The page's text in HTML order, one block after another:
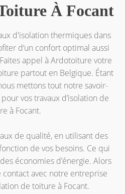
À Focant
d'isolation thermiques dans
d‘un confort optimal aussi
appel à Ardotoiture votre
partout en Belgique. Étant
mettons tout notre savoir-
vos travaux d’isolation de
à Focant.
de qualité, en utilisant des
de vos besoins. Ce qui
économies d’énergie. Alors
contact avec notre entreprise
de toiture à Focant.